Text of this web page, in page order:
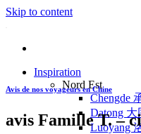
Skip to content
Inspiration
Nord Est
Chengde
Datong 大
Luoyang
Avis de nos voyageurs en Chine
avis Famille T. –